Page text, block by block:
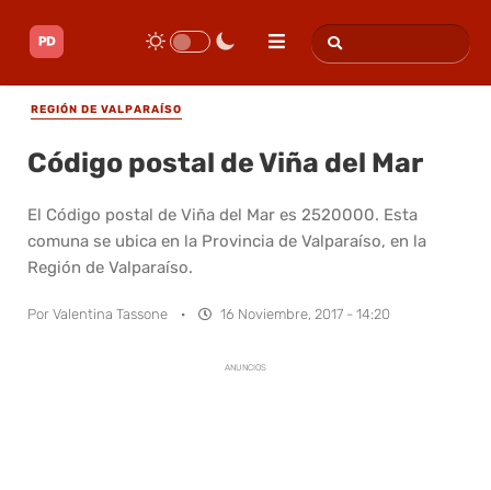
REGIÓN DE VALPARAÍSO
Código postal de Viña del Mar
El Código postal de Viña del Mar es 2520000. Esta
comuna se ubica en la Provincia de Valparaíso, en la
Región de Valparaíso.
Por Valentina Tassone · 16 Noviembre, 2017 - 14:20
ANUNCIOS